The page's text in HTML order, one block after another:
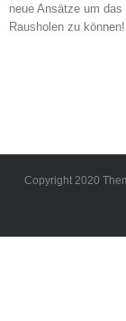
neue Ansätze um
Rausholen zu können!
Copyright 2020